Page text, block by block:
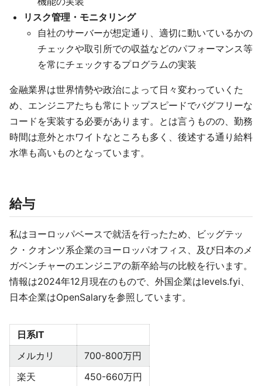
リスク管理・モニタリング
自社のサーバーが想定通り、適切に動いているかの
チェックや取引所での収益などのパフォーマンス等
を常にチェックするプログラムの実装
金融業界は世界情勢や政治によって日々変わっていくた
め、エンジニアたちも常にトップスピードでバグフリーな
コードを実装する必要があります。とは言うものの、勤務
時間は意外とホワイトなところも多く、後述する通り給料
水準も高いものとなっています。
給与
私はヨーロッパベースで就活を行ったため、ビッグテッ
ク・クオンツ系企業のヨーロッパオフィス、及び日本のメ
ガベンチャーのエンジニアの新卒給与の比較を行います。
情報は2024年12月現在のもので、外国企業はlevels.fyi、
日本企業はOpenSalaryを参照しています。
日系IT
メルカリ
700-800万円
楽天
450-660万円